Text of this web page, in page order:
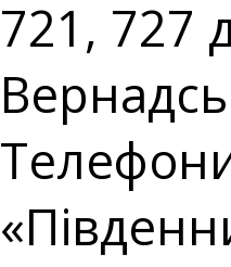
721, 727